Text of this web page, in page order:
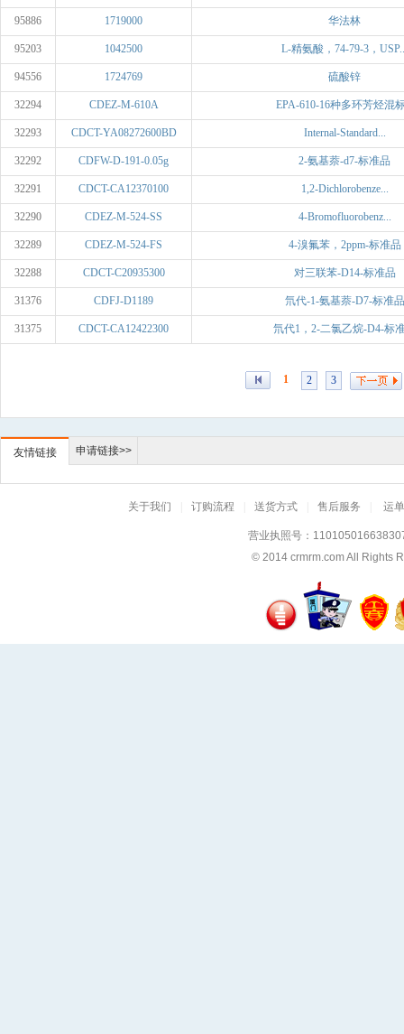
95886 1719000 华法林
95203 1042500 L-精氨酸，74-79-3，
94556 1724769 硫酸锌
32294 CDEZ-M-610A EPA-610-16种多环芳烃混
32293 CDCT-YA08272600BD Internal-Standard...
32292 CDFW-D-191-0.05g 2-氨基萘-d7-标准品
32291 CDCT-CA12370100 1,2-Dichlorobenze...
32290 CDEZ-M-524-SS 4-Bromofluorobenz...
32289 CDEZ-M-524-FS 4-溴氟苯，2ppm-标准品
32288 CDCT-C20935300 对三联苯-D14-标准品
31376 CDFJ-D1189 氘代-1-氨基萘-D7-标准品
31375 CDCT-CA12422300 氘代1，2-二氯乙烷-D4-标
1 2 3
友情链接 申请链接>>
关于我们 订购流程 送货方式 售后服务 运
营业执照号：
© 2014 crmrm.comAll Rights